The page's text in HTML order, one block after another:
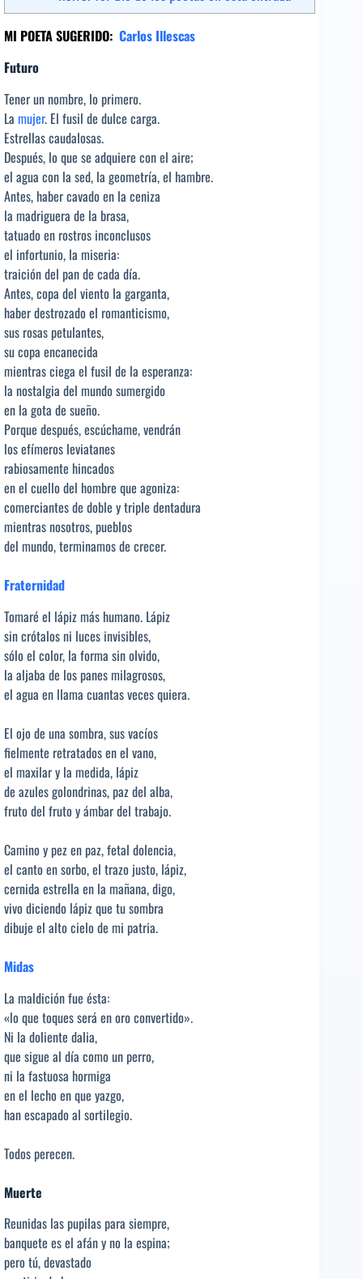
MI POETA SUGERIDO: Carlos Illescas
Futuro
Tener un nombre, lo primero.
La mujer. El fusil de dulce carga.
Estrellas caudalosas.
Después, lo que se adquiere con el aire;
el agua con la sed, la geometría, el hambre.
Antes, haber cavado en la ceniza
la madriguera de la brasa,
tatuado en rostros inconclusos
el infortunio, la miseria:
traición del pan de cada día.
Antes, copa del viento la garganta,
haber destrozado el romanticismo,
sus rosas petulantes,
su copa encanecida
mientras ciega el fusil de la esperanza:
la nostalgia del mundo sumergido
en la gota de sueño.
Porque después, escúchame, vendrán
los efímeros leviatanes
rabiosamente hincados
en el cuello del hombre que agoniza:
comerciantes de doble y triple dentadura
mientras nosotros, pueblos
del mundo, terminamos de crecer.
Fraternidad
Tomaré el lápiz más humano. Lápiz
sin crótalos ni luces invisibles,
sólo el color, la forma sin olvido,
la aljaba de los panes milagrosos,
el agua en llama cuantas veces quiera.
El ojo de una sombra, sus vacíos
fielmente retratados en el vano,
el maxilar y la medida, lápiz
de azules golondrinas, paz del alba,
fruto del fruto y ámbar del trabajo.
Camino y pez en paz, fetal dolencia,
el canto en sorbo, el trazo justo, lápiz,
cernida estrella en la mañana, digo,
vivo diciendo lápiz que tu sombra
dibuje el alto cielo de mi patria.
Midas
La maldición fue ésta:
«lo que toques será en oro convertido».
Ni la doliente dalia,
que sigue al día como un perro,
ni la fastuosa hormiga
en el lecho en que yazgo,
han escapado al sortilegio.
Todos perecen.
Muerte
Reunidas las pupilas para siempre,
banquete es el afán y no la espina;
pero tú, devastado